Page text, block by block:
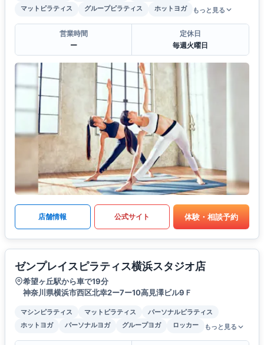
マットピラティス
グループピラティス ホットヨガ もっと見る
営業時間
ー
定休日
毎週火曜日
店舗情報 公式サイト 体験・相談予約
ゼンプレイスピラティス横浜スタジオ店
希望ヶ丘駅から車で19分
神奈川県横浜市西区北幸2ー7ー10高見澤ビル9Ｆ
マシンピラティス マットピラティス
パーソナルピラティス
ホットヨガ
パーソナルヨガ グループヨガ ロッカー もっと見る